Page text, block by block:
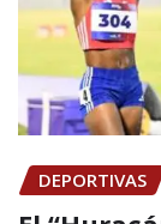
DEPORTIVAS